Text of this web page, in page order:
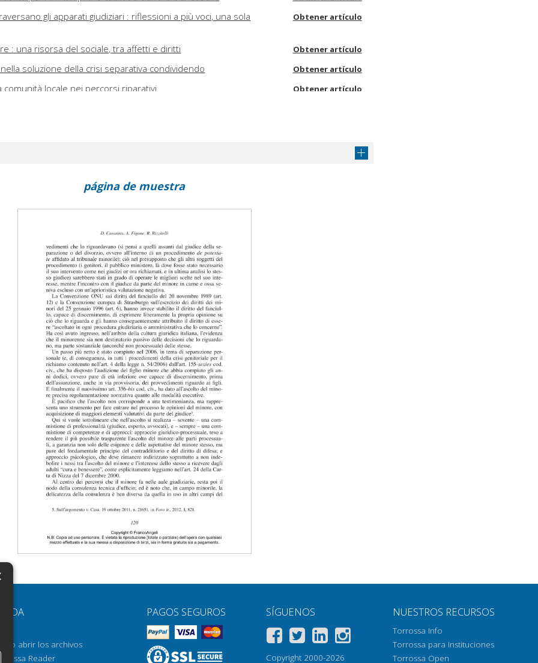
gli apparati giudiziari : riflessioni a più voci, una sola
Obtener artículo
: una risorsa del sociale, tra affetti e diritti Obtener artículo
soluzione della crisi separativa condividendo Obtener artículo
comunità locale nei percorsi riparativi Obtener artículo
: un'occasione mancata
imperfetta, ma che rende le donne meno ricattabili e i minori
è sine die : opinioni e rappresentazioni del Veneto Obtener artículo
i voti : genesi e trasformazioni di due comunità di
carcere : l'esperienza di Ristretti Orizzonti con le scuole
avere diritti e la tutela dei minori non accompagnati
con Kafalah a cittadino italiano : le Sezioni Unite riconoscono,
al ricongiungimento
apre al diritto del figlio di ignoti adottato di conoscere e incontrare
página de muestra
AYUDA
abrir los archivos
Reader
PAGOS SEGUROS SÍGUENOS
Copyright 2000-2026
NUESTROS RECURSOS
Torrossa Info
Torrossa para Instituciones
Torrossa Open